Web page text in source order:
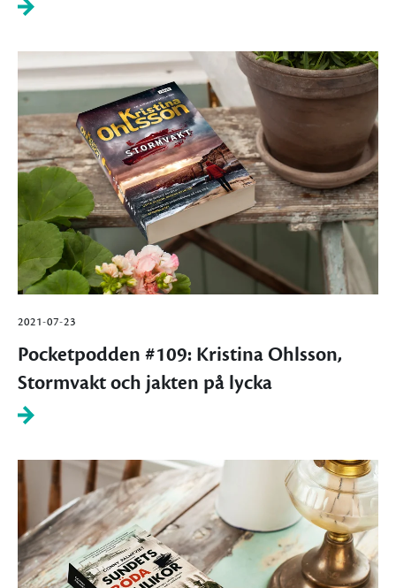
2021-07-23
Pocketpodden #109: Kristina Ohlsson,
Stormvakt och jakten på lycka